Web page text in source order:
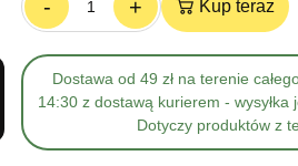
- + Kup teraz
Dostawa od 49 zł na terenie
14:30 z dostawą kurierem -
Dotyczy produktów z